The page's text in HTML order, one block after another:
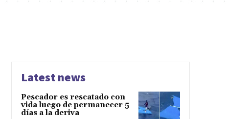
Latest news
Pescador es rescatado con
vida luego de permanecer 5
días a la deriva